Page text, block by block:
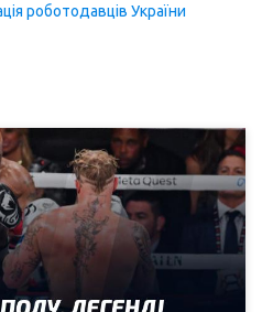
роботодавців України